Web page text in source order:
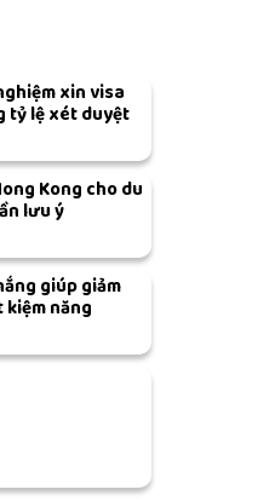
xin visa
tỷ lệ xét duyệt
Kong cho du
lưu ý
giúp giảm
năng